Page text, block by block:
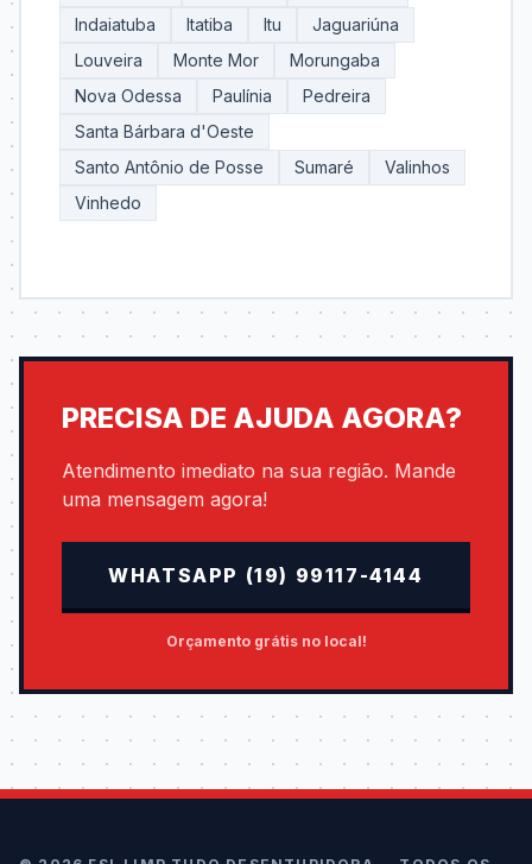
Indaiatuba
Itatiba Itu
Jaguariúna
Louveira
Monte Mor
Morungaba
Nova Odessa
Paulínia
Pedreira
Santa Bárbara d'Oeste
Santo Antônio de Posse
Sumaré
Valinhos
Vinhedo
PRECISA DE AJUDA AGORA?
Atendimento imediato na sua região. Mande
uma mensagem agora!
WHATSAPP (19) 99117-4144
Orçamento grátis no local!